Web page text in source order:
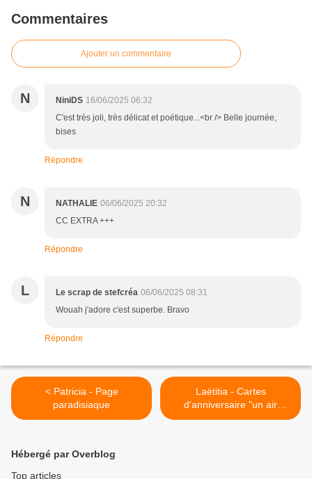
Commentaires
Ajouter un commentaire
N NiniDS 16/06/2025 06:32
C'est très joli, très délicat et poétique...<br /> Belle journée,
bises
Répondre
N NATHALIE 06/06/2025 20:32
CC EXTRA +++
Répondre
L Le scrap de stefcréa 06/06/2025 08:31
Wouah j'adore c'est superbe. Bravo
Répondre
< Patricia - Page
paradisiaque
Laëtitia - Cartes
d'anniversaire "un air
Corse" >
Hébergé par Overblog
Top articles